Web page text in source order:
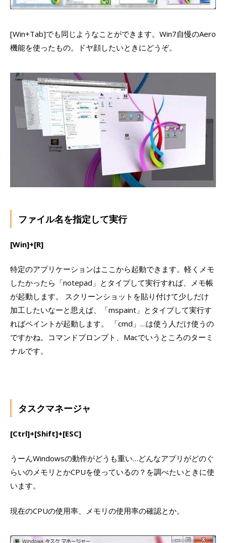
[Win+Tab]でも同じようなことができます。Win7自慢のAero
機能を使ったもの。ドヤ顔したいときにどうぞ。
ファイル名を指定して実行
[Win]+[R]
特定のアプリケーションはここから起動できます。軽くメモ
したかったら「notepad」とタイプして実行すれば、メモ帳
が起動します。 スクリーンショットを貼り付けて少しだけ
加工したいなーと思えば、「mspaint」とタイプして実行す
ればペイントが起動します。 「cmd」…は使う人だけ使うの
ですかね。コマンドプロンプト、Macでいうところのターミ
ナルです。
タスクマネージャ
[Ctrl]+[Shift]+[ESC]
うーんWindowsの動作がどうも重い…どんなアプリがどのぐ
らいのメモリとかCPUを使っているの？を調べたいときに使
います。
現在のCPUの使用率、メモリの使用率の確認とか。